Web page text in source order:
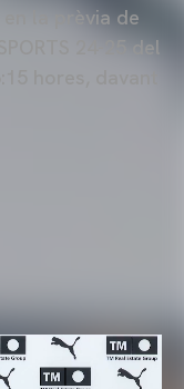
la prèvia de
24-25 del